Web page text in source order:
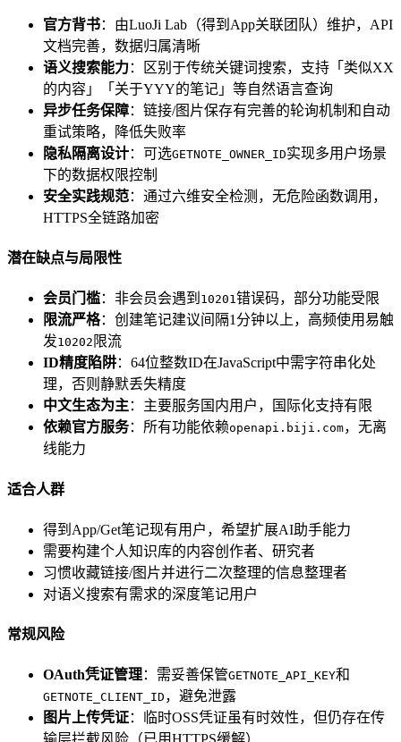
官方背书：由LuoJi Lab（得到App关联团队）维护，API
文档完善，数据归属清晰
语义搜索能力：区别于传统关键词搜索，支持「类似XX
的内容」「关于YYY的笔记」等自然语言查询
异步任务保障：链接/图片保存有完善的轮询机制和自动
重试策略，降低失败率
隐私隔离设计：可选GETNOTE_OWNER_ID实现多用户场景
下的数据权限控制
安全实践规范：通过六维安全检测，无危险函数调用，
HTTPS全链路加密
潜在缺点与局限性
会员门槛：非会员会遇到 10201错误码，部分功能受限
限流严格：创建笔记建议间隔1分钟以上，高频使用易触
发10202 限流
ID精度陷阱：64位整数ID在JavaScript中需字符串化处
理，否则静默丢失精度
中文生态为主 ：主要服务国内用户，国际化支持有限
依赖官方服务：所有功能依赖openapi.biji.com，无离
线能力
适合人群
得到App/Get笔记现有用户，希望扩展AI助手能力
需要构建个人知识库的内容创作者、研究者
习惯收藏链接/图片并进行二次整理的信息整理者
对语义搜索有需求的深度笔记用户
常规风险
OAuth凭证管理：需妥善保管GETNOTE_API_KEY和
GETNOTE_CLIENT_ID ，避免泄露
图片上传凭证：临时OSS凭证虽有时效性，但仍存在传